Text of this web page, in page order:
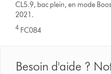
CL5.9, bac plein, en mode
2021.
4 FC084
Besoin d'aide ?